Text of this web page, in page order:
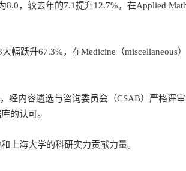
8.0，较去年的7.1提升12.7%，在Applied
幅跃升67.3%，在Medicine（miscellaneous
经内容遴选与咨询委员会（CSAB）严格评
的认可。
上海大学的科研实力贡献力量。